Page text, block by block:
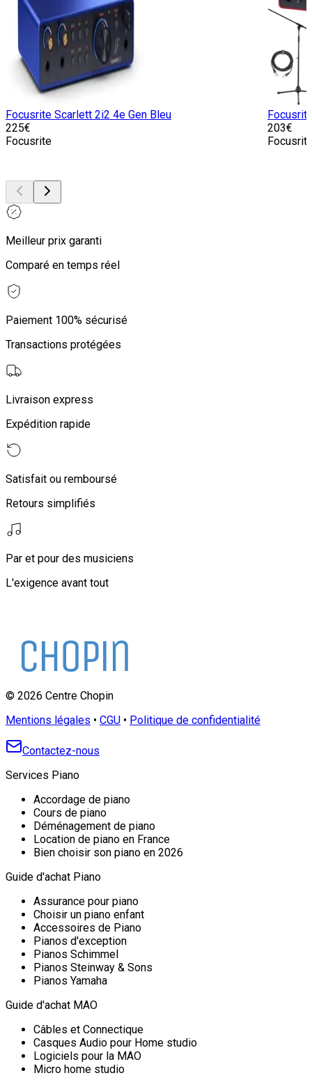
Focusrite Scarlett 2i2 4e Gen Bleu
225€
Focusrite
203€
Meilleur prix garanti
Comparé en temps réel
Paiement 100% sécurisé
Transactions protégées
Livraison express
Expédition rapide
Satisfait ou remboursé
Retours simplifiés
Par et pour des musiciens
L'exigence avant tout
© 2026 Centre Chopin
Mentions légales • CGU • Politique de confidentialité
Contactez-nous
Services Piano
Accordage de piano
Cours de piano
Déménagement de piano
Location de piano en France
Bien choisir son piano en 2026
Guide d'achat Piano
Assurance pour piano
Choisir un piano enfant
Accessoires de Piano
Pianos d'exception
Pianos Schimmel
Pianos Steinway & Sons
Pianos Yamaha
Guide d'achat MAO
Câbles et Connectique
Casques Audio pour Home studio
Logiciels pour la MAO
Micro home studio